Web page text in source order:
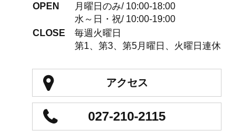
OPEN
月曜日のみ/ 10:00-18:00
水～日・祝/ 10:00-19:00
CLOSE
毎週火曜日
第1、第3、第5月曜日、火曜日連休
アクセス
027-210-2115